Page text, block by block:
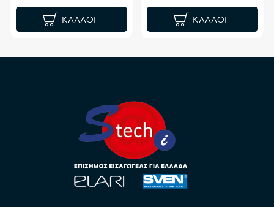
ΚΑΛΆΘΙ ΚΑΛΆΘΙ